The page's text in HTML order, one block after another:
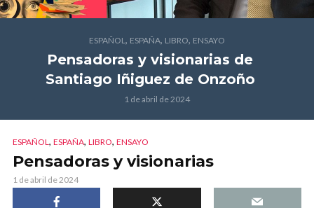
ESPAÑOL, ESPAÑA, LIBRO, ENSAYO
Pensadoras y visionarias de
Santiago Iñiguez de Onzoño
1 de abril de 2024
ESPAÑOL, ESPAÑA, LIBRO, ENSAYO
Pensadoras y visionarias
1 de abril de 2024